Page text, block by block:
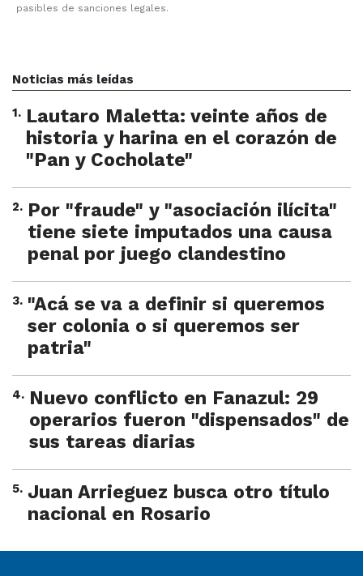
pasibles de sanciones legales.
Noticias más leídas
1. Lautaro Maletta: veinte años de
historia y harina en el corazón de
"Pan y Cocholate"
2. Por "fraude" y "asociación ilícita"
tiene siete imputados una causa
penal por juego clandestino
3. "Acá se va a definir si queremos
ser colonia o si queremos ser
patria"
4. Nuevo conflicto en Fanazul: 29
operarios fueron "dispensados" de
sus tareas diarias
5. Juan Arrieguez busca otro título
nacional en Rosario